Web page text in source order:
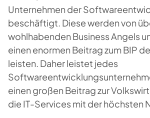
Unternehmen der
beschäftigt. Diese werden von
wohlhabenden Business Angels
einen enormen Beitrag zum BIP
leisten. Daher leistet jedes
einen großen Beitrag zur
die IT-Services mit der höchsten